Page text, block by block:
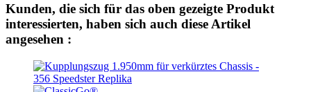
Kunden, die sich für das oben gezeigte Produkt
interessierten, haben sich auch diese Artikel
angesehen :